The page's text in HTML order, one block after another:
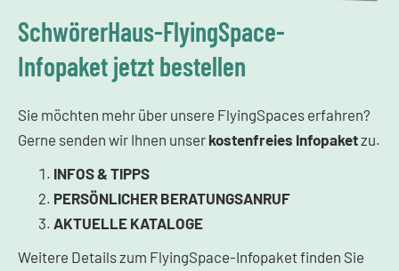
SchwörerHaus-FlyingSpace-
Infopaket jetzt bestellen
Sie möchten mehr über unsere FlyingSpaces erfahren?
Gerne senden wir Ihnen unser kostenfreies Infopaketzu.
INFOS & TIPPS
PERSÖNLICHER BERATUNGSANRUF
AKTUELLE KATALOGE
Weitere Details zum FlyingSpace-Infopaket finden Sie